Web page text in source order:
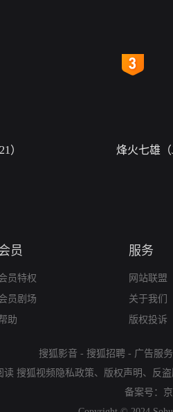
） 烽火七雄（
员
员特权
员剧场
助
服务
网站联盟
关于我们
版权投诉
搜狐影音 - 搜狐招聘 - 广告服务
读 搜狐视频隐私政策、 版权声明 、 反
备案号：